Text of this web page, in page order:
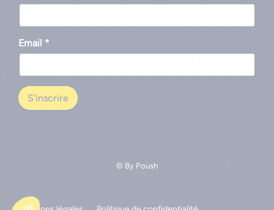
Email *
© By Poush